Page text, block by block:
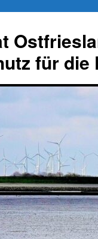
für die